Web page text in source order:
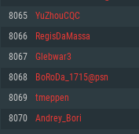
최소사양
운영체제: Windows 10 (64 bit)
프로세서: 2.2 GHz 듀얼코어 이
메모리: 4GB
최소사양
운영체제: Mac OS Big Sur 11.0
프로세서: 최소 2.2 GHz의
메모리: 6 GB
최소사양
운영체제: 64bit Linux 중 최신
프로세서: 2.4 GHz 듀얼코어
메모리: 4 GB
8065 YuZhouCQC
8066 RegisDaMassa
8067 Glebwar3
8068 BoRoDa_1715@psn
8069 tmeppen
8070 Andrey_Bori